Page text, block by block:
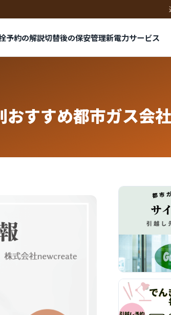
予約の解説切替後の保安管理新電力サービス
すすめ都市ガス会